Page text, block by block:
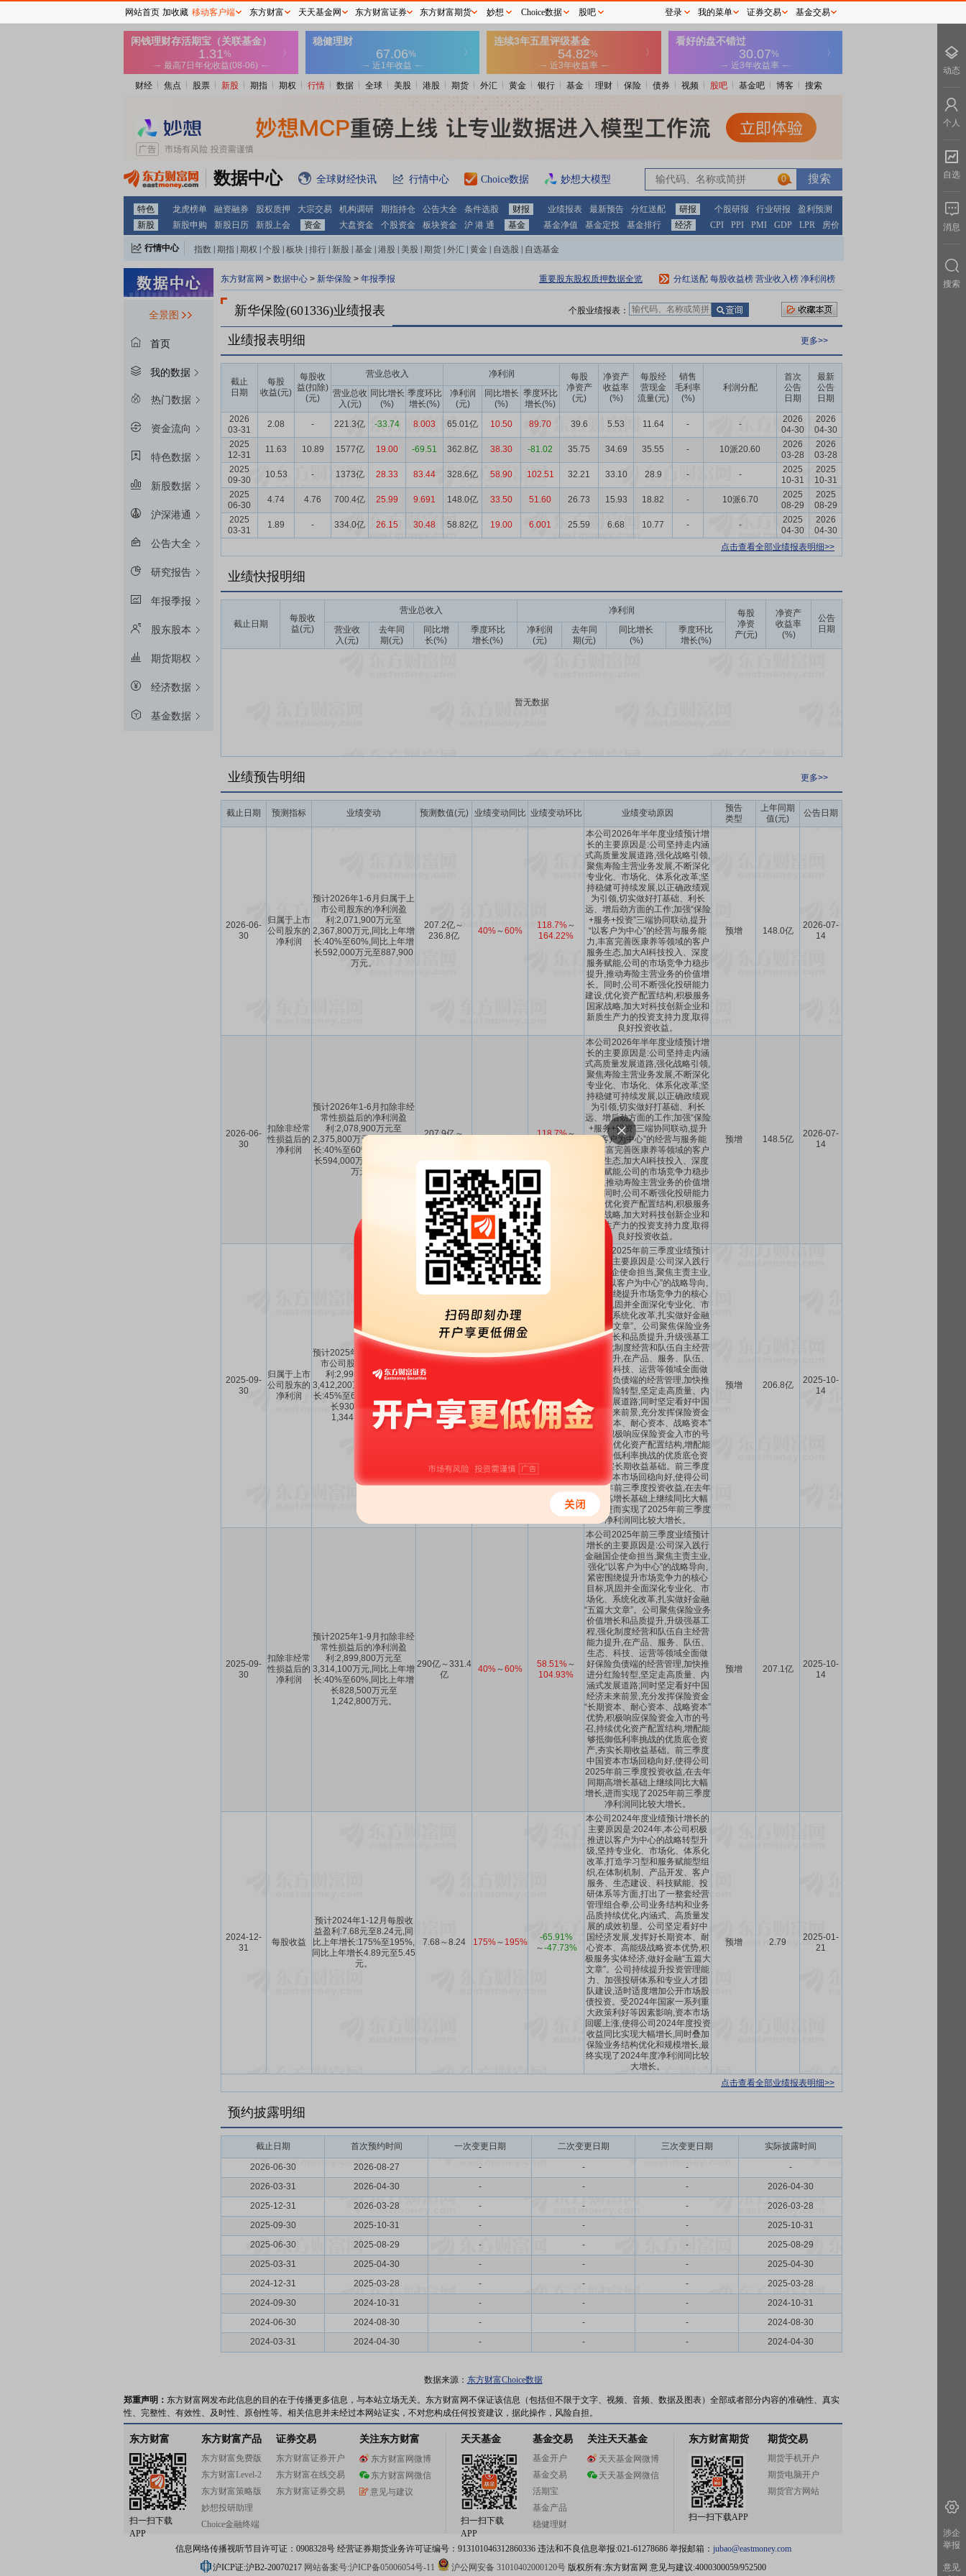
财经 焦点 股票 新股 期指 期权 行情 数据 全球 美股 港股 期货 外汇 黄金 银行 基金 理财 保险 债券 视频 股吧 基金吧 博客 搜索
数据中心 全球财经快讯 行情中心 Choice数据 妙想大模型 0
特色 龙虎榜单 融资融券 股权质押 大宗交易 机构调研 期指持仓 公告大全 条件选股 财报 业绩报表 最新预告 分红送配 研报 个股研报 行业研报
盈利预测
新股
新股申购 新股日历 新股上会 资金 大盘资金 个股资金 板块资金 沪 港 通 基金 基金净值 基金定投 基金排行 经济 CPI PPI PMI GDP LPR 房价
行情中心 指数 期指 期权 个股 板块 排行 新股 基金 港股 美股 期货 外汇 黄金 自选股 自选基金
全景图
首页
我的数据
热门数据
资金流向
特色数据
新股数据
沪深港通
公告大全
研究报告
年报季报
股东股本
期货期权
经济数据
基金数据
东方财富网 > 数据中心 > 新华保险 > 年报季报 重要股东股权质押数据全览 分红送配 每股收益榜 营业收入榜 净利润榜
新华保险(601336)业绩报表 个股业绩报表：
业绩报表明细 更多>>
截止
日期
每股
收益(元)
每股收
益(扣除)
(元)
营业总收入 净利润
每股
净资产
(元)
净资产
收益率
(%)
每股经
营现金
流量(元)
销售
毛利率
(%)
利润分配
首次
公告
日期
最新
公告
日期
营业总收
入(元)
同比增长
(%)
季度环比
增长(%)
净利润
(元)
同比增长
(%)
季度环比
增长(%)
2026
03-31
2.08 - 221.3亿 -33.74 8.003 65.01亿 10.50 89.70 39.6 5.53 11.64 - -
2026
04-30
2026
04-30
2025
12-31
11.63 10.89 1577亿 19.00 -69.51 362.8亿 38.30 -81.02 35.75 34.69 35.55 - 10派20.60
2026
03-28
2026
03-28
2025
09-30
10.53 - 1373亿 28.33 83.44 328.6亿 58.90 102.51 32.21 33.10 28.9 - -
2025
10-31
2025
10-31
2025
06-30
4.74 4.76 700.4亿 25.99 9.691 148.0亿 33.50 51.60 26.73 15.93 18.82 - 10派6.70
2025
08-29
2025
08-29
2025
03-31
1.89 - 334.0亿 26.15 30.48 58.82亿 19.00 6.001 25.59 6.68 10.77 - -
2025
04-30
2026
04-30
点击查看全部业绩报表明细>>
业绩快报明细
截止日期
每股收
益(元)
营业总收入 净利润
每股
净资
产(元)
净资产
收益率
(%)
公告
日期
营业收
入(元)
去年同
期(元)
同比增
长(%)
季度环比
增长(%)
净利润
(元)
去年同
期(元)
同比增长
(%)
季度环比
增长(%)
暂无数据
业绩预告明细 更多>>
截止日期 预测指标 业绩变动 预测数值(元) 业绩变动同比 业绩变动环比 业绩变动原因
预告
类型
上年同期
值(元)
公告日期
2026-06-
30
归属于上市
公司股东的
净利润
预计2026年1-6月归属于上
市公司股东的净利润盈
利:2,071,900万元至
2,367,800万元,同比上年增
长:40%至60%,同比上年增
长592,000万元至887,900
万元。
207.2亿～
236.8亿
40%～60%
118.7%～
164.22%
本公司2026年半年度业绩预计增
长的主要原因是:公司坚持走内涵
式高质量发展道路,强化战略引领,
聚焦寿险主营业务发展,不断深化
专业化、市场化、体系化改革;坚
持稳健可持续发展,以正确政绩观
为引领,切实做好打基础、利长
远、增后劲方面的工作;加强“保险
+服务+投资”三端协同联动,提升
“以客户为中心”的经营与服务能
力,丰富完善医康养等领域的客户
服务生态,加大AI科技投入、深度
服务赋能,公司的市场竞争力稳步
提升,推动寿险主营业务的价值增
长。同时,公司不断强化投研能力
建设,优化资产配置结构,积极服务
国家战略,加大对科技创新企业和
新质生产力的投资支持力度,取得
良好投资收益。
预增 148.0亿
2026-07-
14
2026-06-
30
扣除非经常
性损益后的
净利润
预计2026年1-6月扣除非经
常性损益后的净利润盈
利:2,078,900万元至
2,375,800万元,同比上年增
长:40%至60%,同比上年增
长594,000万元至890,900
万元。
207.9亿～
118.7%～
本公司2026年半年度业绩预计增
长的主要原因是:公司坚持走内涵
式高质量发展道路,强化战略引领,
聚焦寿险主营业务发展,不断深化
专业化、市场化、体系化改革;坚
持稳健可持续发展,以正确政绩观
为引领,切实做好打基础、利长
远、增后劲方面的工作;加强“保险
+服务+投资”三端协同联动,提升
“以客户为中心”的经营与服务能
力,丰富完善医康养等领域的客户
服务生态,加大AI科技投入、深度
服务赋能,公司的市场竞争力稳步
提升,推动寿险主营业务的价值增
长。同时,公司不断强化投研能力
建设,优化资产配置结构,积极服务
国家战略,加大对科技创新企业和
新质生产力的投资支持力度,取得
良好投资收益。
预增 148.5亿
2026-07-
14
2025-09-
30
归属于上市
公司股东的
净利润
预计2025年1-9月归属于上
市公司股东的净利润盈
利:2,998,600万元至
3,412,200万元,同比上年增
长:45%至65%,同比上年增
长930,600万元至
1,344,200万元。
299.9亿～
本公司2025年前三季度业绩预计
增长的主要原因是:公司深入践行
金融国企使命担当,聚焦主责主业,
强化“以客户为中心”的战略导向,
紧密围绕提升市场竞争力的核心
目标,巩固并全面深化专业化、市
场化、系统化改革,扎实做好金融
“五篇大文章”。公司聚焦保险业务
价值增长和品质提升,升级强基工
程,强化制度经营和队伍自主经营
能力提升,在产品、服务、队伍、
生态、科技、运营等领域全面做
好保险负债端的经营管理,加快推
进分红险转型,坚定走高质量、内
涵式发展道路;同时坚定看好中国
经济未来前景,充分发挥保险资金
“长期资本、耐心资本、战略资本”
优势,积极响应保险资金入市的号
召,持续优化资产配置结构,增配能
够抵御低利率挑战的优质底仓资
产,夯实长期收益基础。前三季度
中国资本市场回稳向好,使得公司
2025年前三季度投资收益,在去年
同期高增长基础上继续同比大幅
增长,进而实现了2025年前三季度
净利润同比较大增长。
预增 206.8亿
2025-10-
14
2025-09-
30
扣除非经常
性损益后的
净利润
预计2025年1-9月扣除非经
常性损益后的净利润盈
利:2,899,800万元至
3,314,100万元,同比上年增
长:40%至60%,同比上年增
长828,500万元至
1,242,800万元。
290亿～331.4
亿
40%～60% 58.51%～
104.93%
本公司2025年前三季度业绩预计
增长的主要原因是:公司深入践行
金融国企使命担当,聚焦主责主业,
强化“以客户为中心”的战略导向,
紧密围绕提升市场竞争力的核心
目标,巩固并全面深化专业化、市
场化、系统化改革,扎实做好金融
“五篇大文章”。公司聚焦保险业务
价值增长和品质提升,升级强基工
程,强化制度经营和队伍自主经营
能力提升,在产品、服务、队伍、
生态、科技、运营等领域全面做
好保险负债端的经营管理,加快推
进分红险转型,坚定走高质量、内
涵式发展道路;同时坚定看好中国
经济未来前景,充分发挥保险资金
“长期资本、耐心资本、战略资本”
优势,积极响应保险资金入市的号
召,持续优化资产配置结构,增配能
够抵御低利率挑战的优质底仓资
产,夯实长期收益基础。前三季度
中国资本市场回稳向好,使得公司
2025年前三季度投资收益,在去年
同期高增长基础上继续同比大幅
增长,进而实现了2025年前三季度
净利润同比较大增长。
预增 207.1亿
2025-10-
14
2024-12-
31
每股收益
预计2024年1-12月每股收
益盈利:7.68元至8.24元,同
比上年增长:175%至195%,
同比上年增长4.89元至5.45
元。
7.68～8.24 175%～ 195%
-65.91%
～-47.73%
本公司2024年度业绩预计增长的
主要原因是:2024年,本公司积极
推进以客户为中心的战略转型升
级,坚持专业化、市场化、体系化
改革,打造学习型和服务赋能型组
织,在体制机制、产品开发、客户
服务、生态建设、科技赋能、投
研体系等方面,打出了一整套经营
管理组合拳,公司业务结构和业务
品质持续优化,内涵式、高质量发
展的成效初显。公司坚定看好中
国经济发展,发挥好长期资本、耐
心资本、高能级战略资本优势,积
极服务实体经济,做好金融“五篇大
文章”。公司持续提升投资管理能
力、加强投研体系和专业人才团
队建设,适时适度增加公开市场股
债投资。受2024年国家一系列重
大政策利好等因素影响,资本市场
回暖上涨,使得公司2024年度投资
收益同比实现大幅增长,同时叠加
保险业务结构优化和规模增长,最
终实现了2024年度净利润同比较
大增长。
预增 2.79
2025-01-
21
点击查看全部业绩报表明细>>
预约披露明细
截止日期 首次预约时间 一次变更日期 二次变更日期 三次变更日期 实际披露时间
2026-06-30 2026-08-27 - - -
-
2026-03-31
2026-04-30 - - -
2026-04-30
2025-12-31
2026-03-28 - - -
2026-03-28
2025-09-30
2025-10-31 - - -
2025-10-31
2025-06-30
2025-08-29 - - -
2025-08-29
2025-03-31
2025-04-30 - - -
2025-04-30
2024-12-31
2025-03-28 - - -
2025-03-28
2024-09-30
2024-10-31 - - -
2024-10-31
2024-06-30
2024-08-30 - - -
2024-08-30
2024-03-31
2024-04-30 - - - 2024-04-30
数据来源： 东方财富Choice数据
郑重声明： 东方财富网发布此信息的目的在于传播更多信息，与本站立场无关。东方财富网不保证该信息（包括但不限于文字、视频、音频、数据及图表）全部或者部分内容的准确性、真实
性、完整性、有效性、及时性、原创性等。相关信息并未经过本网站证实，不对您构成任何投资建议，据此操作，风险自担。
东方财富
扫一扫下载
APP
东方财富产品
东方财富免费版
东方财富Level-2
东方财富策略版
妙想投研助理
Choice金融终端
证券交易
东方财富证券开户
东方财富在线交易
东方财富证券交易
关注东方财富
东方财富网微博
东方财富网微信
意见与建议
天天基金
扫一扫下载
APP
基金交易
基金开户
基金交易
活期宝
基金产品
稳健理财
关注天天基金
天天基金网微博
天天基金网微信
东方财富期货
扫一扫下载APP
期货交易
期货手机开户
期货电脑开户
期货官方网站
信息网络传播视听节目许可证：0908328号 经营证券期货业务许可证编号：913101046312860336 违法和不良信息举报:021-61278686 举报邮箱： jubao@eastmoney.com
沪ICP证:沪B2-20070217 网站备案号:沪ICP备05006054号-11 沪公网安备 31010402000120号版权所有:东方财富网 意见与建议:4000300059/952500
网站首页 加收藏 移动客户端 东方财富 天天基金网 东方财富证券 东方财富期货 妙想 Choice数据 股吧 登录 我的菜单 证券交易 基金交易
动态
个人
自选
消息
搜索
涉企
举报
意见